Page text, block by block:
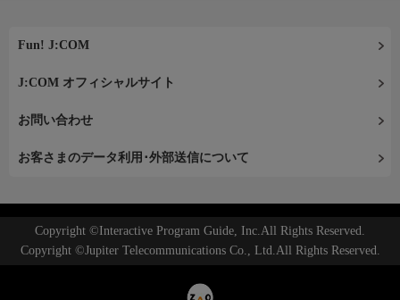
Fun! J:COM
J:COM オフィシャルサイト
お問い合わせ
お客さまのデータ利用･外部送信について
Copyright ©Interactive Program Guide, Inc.All Rights Reserved.
Copyright ©Jupiter Telecommunications Co., Ltd.All Rights Reserved.